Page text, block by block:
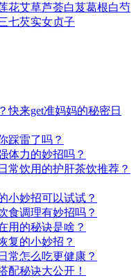
花艾草芦荟白芨葛根白芍
七芡实女贞子
快来get准妈妈的秘密日
踩雷了吗？
体力的妙招吗？
常饮用的护肝茶饮推荐？
小妙招可以试试？
食调理有妙招吗？
用的秘诀是啥？
复的小妙招？
常怎么吃更健康？
配秘诀大公开！